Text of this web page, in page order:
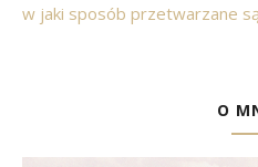
w jaki sposób przetwarzane
O